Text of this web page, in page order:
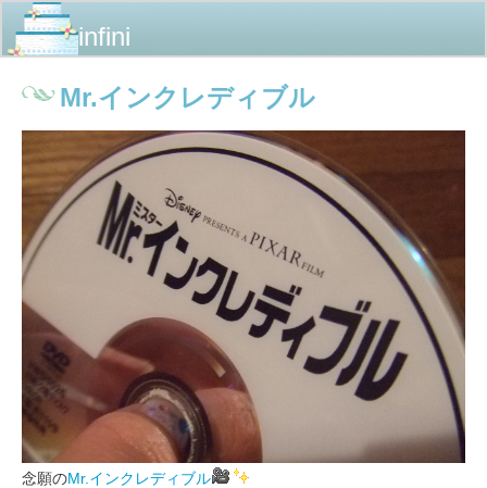
infini
Mr.インクレディブル
念願のMr.インクレディブル